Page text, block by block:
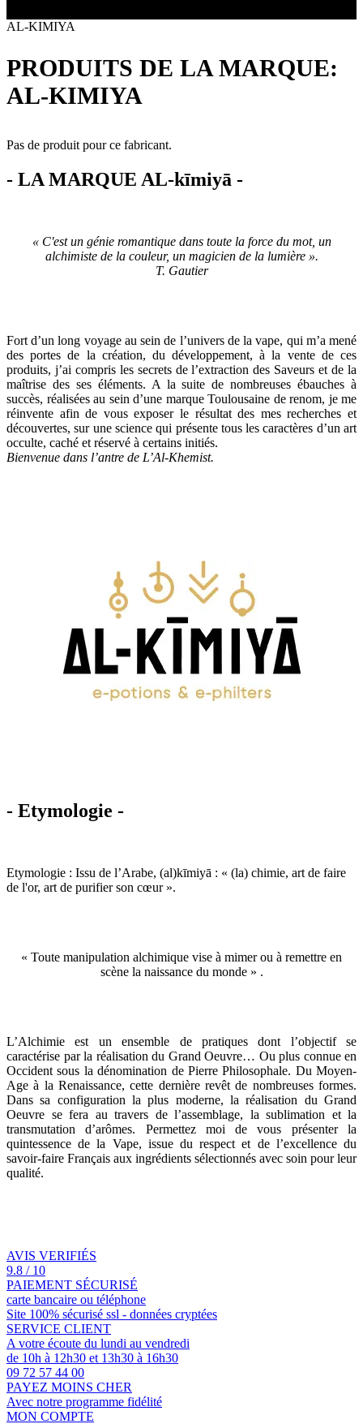
- LES PLUS VENDUS
Boxs
LES MINI-CLOPES
Pods & Formats Poche
Les cartouches
Boxs
LA PRESSE EN PARLE
Emission "C'est dans l'air"
Interview France Bleu Genericlop
AL-KIMIYA
PRODUITS DE LA MARQUE:
AL-KIMIYA
Pas de produit pour ce fabricant.
- LA MARQUE AL-kīmiyā -
« C'est un génie romantique dans toute la force du mot, un
alchimiste de la couleur, un magicien de la lumière ».
T. Gautier
Fort d’un long voyage au sein de l’univers de la vape, qui m’a mené
des portes de la création, du développement, à la vente de ces
produits, j’ai compris les secrets de l’extraction des Saveurs et de la
maîtrise des ses éléments. A la suite de nombreuses ébauches à
succès, réalisées au sein d’une marque Toulousaine de renom, je me
réinvente afin de vous exposer le résultat des mes recherches et
découvertes, sur une science qui présente tous les caractères d’un art
occulte, caché et réservé à certains initiés.
Bienvenue dans l’antre de L’Al-Khemist.
- Etymologie -
Etymologie : Issu de l’Arabe, (al)kīmiyā : « (la) chimie, art de faire
de l'or, art de purifier son cœur ».
« Toute manipulation alchimique vise à mimer ou à remettre en
scène la naissance du monde » .
L’Alchimie est un ensemble de pratiques dont l’objectif se
caractérise par la réalisation du Grand Oeuvre… Ou plus connue en
Occident sous la dénomination de Pierre Philosophale. Du Moyen-
Age à la Renaissance, cette dernière revêt de nombreuses formes.
Dans sa configuration la plus moderne, la réalisation du Grand
Oeuvre se fera au travers de l’assemblage, la sublimation et la
transmutation d’arômes. Permettez moi de vous présenter la
quintessence de la Vape, issue du respect et de l’excellence du
savoir-faire Français aux ingrédients sélectionnés avec soin pour leur
qualité.
AVIS VERIFIÉS
9.8 / 10
PAIEMENT SÉCURISÉ
carte bancaire ou téléphone
Site 100% sécurisé ssl - données cryptées
SERVICE CLIENT
A votre écoute du lundi au vendredi
de 10h à 12h30 et 13h30 à 16h30
09 72 57 44 00
PAYEZ MOINS CHER
Avec notre programme fidélité
MON COMPTE